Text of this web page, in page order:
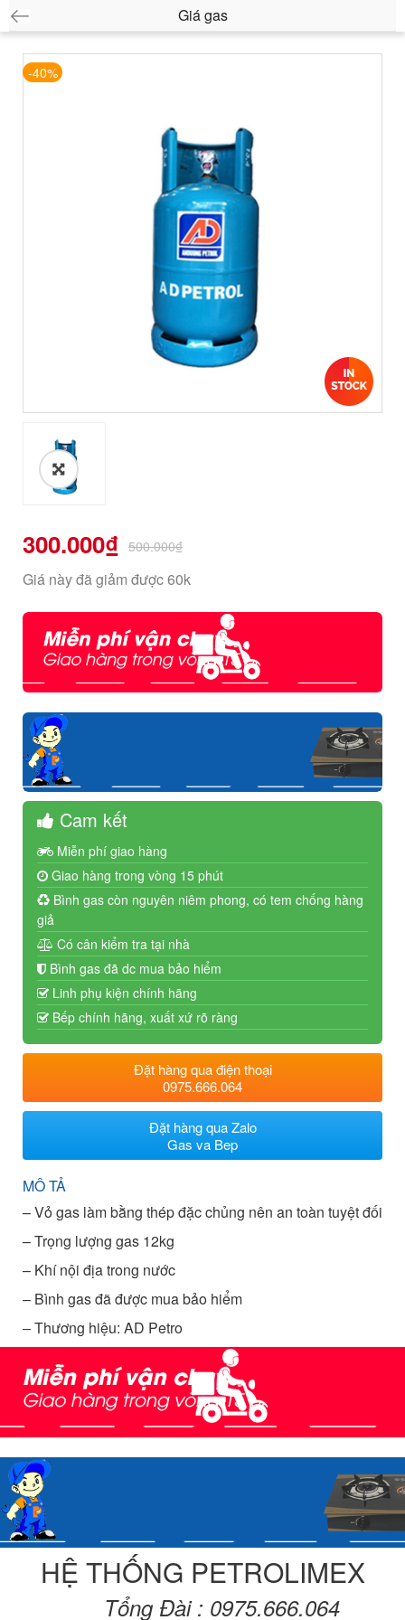
Giá gas
-40%
500.000₫
300.000₫
Giá này đã giảm được 60k
Cam kết
Miễn phí giao hàng
Giao hàng trong vòng 15 phút
Bình gas còn nguyên niêm phong, có tem chống hàng
giả
Có cân kiểm tra tại nhà
Bình gas đã dc mua bảo hiểm
Linh phụ kiện chính hãng
Bếp chính hãng, xuất xứ rõ ràng
Đặt hàng qua điện thoại
0975.666.064
Đặt hàng qua Zalo
Gas va Bep
MÔ TẢ
– Vỏ gas làm bằng thép đặc chủng nên an toàn tuyệt đối
– Trọng lượng gas 12kg
– Khí nội địa trong nước
– Bình gas đã được mua bảo hiểm
– Thương hiệu: AD Petro
HỆ THỐNG PETROLIMEX
Tổng Đài : 0975.666.064